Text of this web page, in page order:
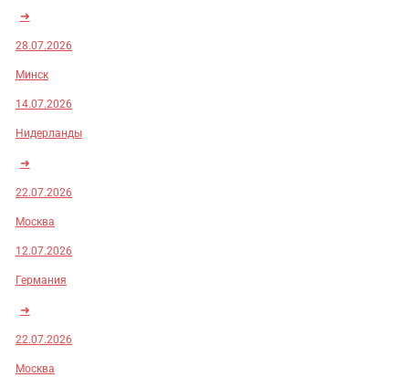
➜
28.07.2026
Минск
14.07.2026
Нидерланды
➜
22.07.2026
Москва
12.07.2026
Германия
➜
22.07.2026
Москва